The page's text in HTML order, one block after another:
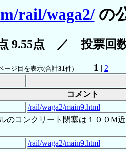
rail/waga2/の
9.55点 ／ 投票回数
ージ目を表示(合計31件) 1 | 2
コメント
/rail/waga2/main9.html
コンクリート閉塞は１００M近
/rail/waga2/main9.html